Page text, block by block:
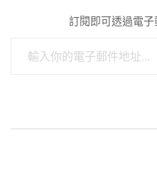
訂閱即可透過電子